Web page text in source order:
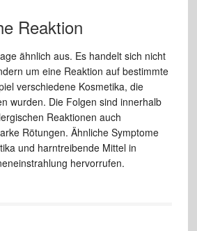
Reaktion
ähnlich aus. Es handelt sich nicht
um eine Reaktion auf bestimmte
verschiedene Kosmetika, die
wurden. Die Folgen sind innerhalb
Reaktionen auch
Rötungen. Ähnliche Symptome
und harntreibende Mittel in
hervorrufen.